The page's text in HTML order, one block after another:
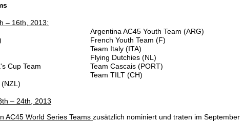
– 16th, 2013:
Cup Team
– 24th, 2013
Argentina AC45 Youth Team (ARG)
French Youth Team (F)
Team Italy (ITA)
Flying Dutchies (NL)
Team Cascais (PORT)
Team TILT (CH)
AC45 World Series Teams zusätzlich nominiert und traten im September